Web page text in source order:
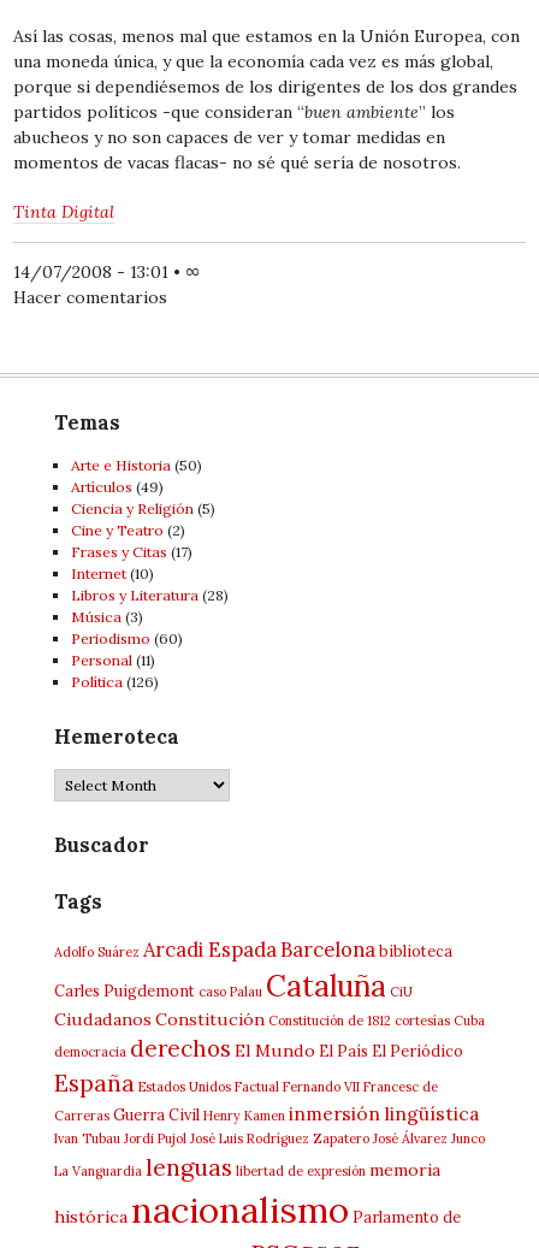
Así las cosas, menos mal que estamos en la Unión Europea, con
una moneda única, y que la economía cada vez es más global,
porque si dependiésemos de los dirigentes de los dos grandes
partidos políticos -que consideran “buen ambiente” los
abucheos y no son capaces de ver y tomar medidas en
momentos de vacas flacas- no sé qué sería de nosotros.
Tinta Digital
14/07/2008 - 13:01 • ∞
Hacer comentarios
Temas
Arte e Historia (50)
Artí­culos (49)
Ciencia y Religión (5)
Cine y Teatro (2)
Frases y Citas (17)
Internet(10)
Libros y Literatura (28)
Música (3)
Periodismo (60)
Personal (11)
Política (126)
Hemeroteca
Hemeroteca
Buscador
Tags
Adolfo Suárez Arcadi EspadaBarcelona biblioteca
Carles Puigdemont caso Palau Cataluña CiU
Ciudadanos Constitución Constitución de 1812 cortesías Cuba
democracia derechos El Mundo El País El Periódico
España Estados Unidos Factual Fernando VII Francesc de
Carreras Guerra Civil Henry Kamen inmersión lingüística
Ivan Tubau Jordi Pujol José Luis Rodríguez Zapatero José Álvarez Junco
La Vanguardia lenguas libertad de expresión memoria
histórica nacionalismo Parlamento de